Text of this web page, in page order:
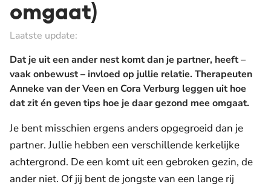
omgaat)
Laatste update:
Dat je uit een ander nest komt dan je partner, heeft –
vaak onbewust – invloed op jullie relatie. Therapeuten
Anneke van der Veen en Cora Verburg leggen uit hoe
dat zit én geven tips hoe je daar gezond mee omgaat.
Je bent misschien ergens anders opgegroeid dan je
partner. Jullie hebben een verschillende kerkelijke
achtergrond. De een komt uit een gebroken gezin, de
ander niet. Of jij bent de jongste van een lange rij